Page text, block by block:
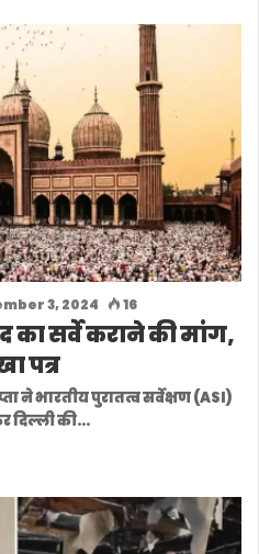
3, 2024 16
का सर्वे कराने की मांग,
पत्र
ने भारतीय पुरातत्व सर्वेक्षण (ASI)
दिल्ली की…